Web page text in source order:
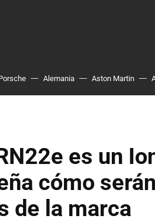
Alemania Aston Martin
es un
cómo
de la marca